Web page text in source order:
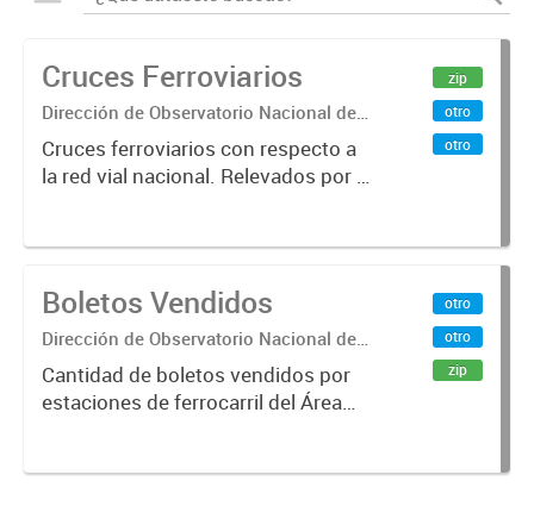
Cruces Ferroviarios
Dirección de Observatorio Nacional de
Transporte
Cruces ferroviarios con respecto a
la red vial nacional. Relevados por la
zip
otro
otro
Boletos Vendidos
Dirección de Observatorio Nacional de
Transporte
Cantidad de boletos vendidos por
estaciones de ferrocarril del Área
Fuente: Sig Planificación. Año
otro
otro
zip